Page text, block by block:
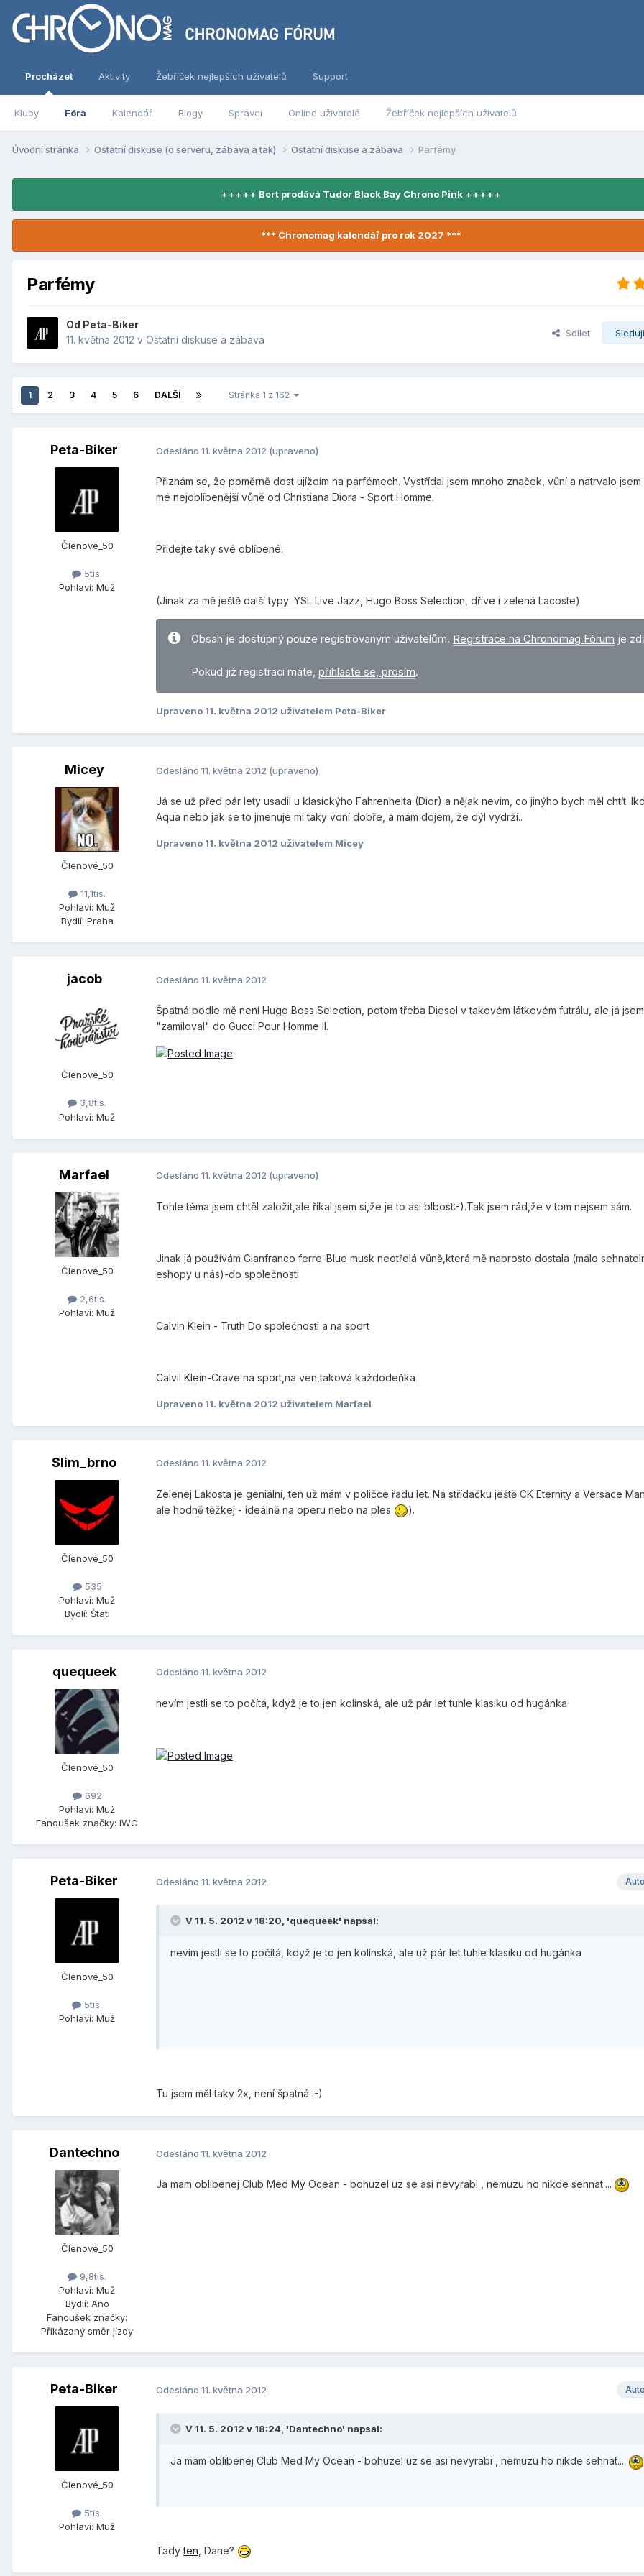
Procházet
Kluby Fóra Kalendář Blogy Správci Online uživatelé Žebříček nejlepších uživatelů
Aktivity Žebříček nejlepších uživatelů Support
Úvodní stránka Ostatní diskuse (o serveru, zábava a tak) Ostatní diskuse a zábava Parfémy
+++++ Bert prodává Tudor Black Bay Chrono Pink +++++
*** Chronomag kalendář pro rok 2027 ***
Parfémy
Od Peta-Biker
11. května 2012 v Ostatní diskuse a zábava
Sdílet
1 2 3 4 5 6 DALŠÍ Stránka 1 z 162
Peta-Biker
Členové_50
5tis.
Pohlaví: Muž
Odesláno 11. května 2012 (upraveno)
Přiznám se, že poměrně dost ujíždím na parfémech. Vystřídal jsem mnoho značek, vůní a natrvalo jsem
mé nejoblíbenější vůně od Christiana Diora - Sport Homme.
Přidejte taky své oblíbené.
(Jinak za mě ještě další typy: YSL Live Jazz, Hugo Boss Selection, dříve i zelená Lacoste)
Obsah je dostupný pouze registrovaným uživatelům. Registrace na Chronomag Fórum je
Pokud již registraci máte, přihlaste se, prosím.
Upraveno 11. května 2012 uživatelem Peta-Biker
Micey
Členové_50
11,1tis.
Pohlaví: Muž
Bydlí: Praha
Odesláno 11. května 2012 (upraveno)
Já se už před pár lety usadil u klasickýho Fahrenheita (Dior) a nějak nevim, co jinýho bych měl chtít.
Aqua nebo jak se to jmenuje mi taky voní dobře, a mám dojem, že dýl vydrží..
Upraveno 11. května 2012 uživatelem Micey
jacob
Členové_50
3,8tis.
Pohlaví: Muž
Odesláno 11. května 2012
Špatná podle mě není Hugo Boss Selection, potom třeba Diesel v takovém látkovém futrálu, ale já
"zamiloval" do Gucci Pour Homme II.
Marfael
Členové_50
2,6tis.
Pohlaví: Muž
Odesláno 11. května 2012 (upraveno)
Tohle téma jsem chtěl založit,ale říkal jsem si,že je to asi blbost:-).Tak jsem rád,že v tom nejsem sám.
Jinak já používám Gianfranco ferre-Blue musk neotřelá vůně,která mě naprosto dostala (málo
eshopy u nás)-do společnosti
Calvin Klein - Truth Do společnosti a na sport
Calvil Klein-Crave na sport,na ven,taková každodeňka
Upraveno 11. května 2012 uživatelem Marfael
Slim_brno
Členové_50
535
Pohlaví: Muž
Bydlí: Štatl
Odesláno 11. května 2012
Zelenej Lakosta je geniální, ten už mám v poličce řadu let. Na střídačku ještě CK Eternity a Versace
ale hodně těžkej - ideálně na operu nebo na ples
).
quequeek
Členové_50
692
Pohlaví: Muž
Fanoušek značky: IWC
Odesláno 11. května 2012
nevím jestli se to počítá, když je to jen kolínská, ale už pár let tuhle klasiku od hugánka
Peta-Biker
Členové_50
5tis.
Pohlaví: Muž
Odesláno 11. května 2012
V 11. 5. 2012 v 18:20, 'quequeek' napsal:
nevím jestli se to počítá, když je to jen kolínská, ale už pár let tuhle klasiku od hugánka
Tu jsem měl taky 2x, není špatná :-)
Dantechno
Členové_50
9,8tis.
Pohlaví: Muž
Bydlí: Ano
Fanoušek značky:
Přikázaný směr jízdy
Odesláno 11. května 2012
Ja mam oblibenej Club Med My Ocean - bohuzel uz se asi nevyrabi , nemuzu ho nikde sehnat....
Peta-Biker
Členové_50
5tis.
Pohlaví: Muž
Odesláno 11. května 2012
V 11. 5. 2012 v 18:24, 'Dantechno' napsal:
Ja mam oblibenej Club Med My Ocean - bohuzel uz se asi nevyrabi , nemuzu ho nikde sehnat....
Tadyten , Dane?